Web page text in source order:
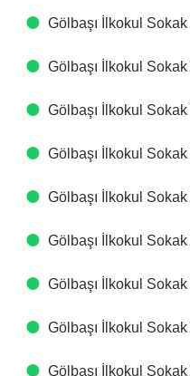
Gölbaşı İlkokul
Gölbaşı İlkokul
Gölbaşı İlkokul
Gölbaşı İlkokul
Gölbaşı İlkokul
Gölbaşı İlkokul
Gölbaşı İlkokul
Gölbaşı İlkokul
Gölbaşı İlkokul